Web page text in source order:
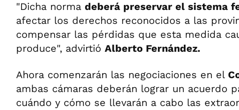
"Dicha norma deberá preservar el sistema
afectar los derechos reconocidos a las
compensar las pérdidas que esta medida
produce", advirtió Alberto Fernández.
Ahora comenzarán las negociaciones en el
ambas cámaras deberán lograr un acuerdo
cuándo y cómo se llevarán a cabo las